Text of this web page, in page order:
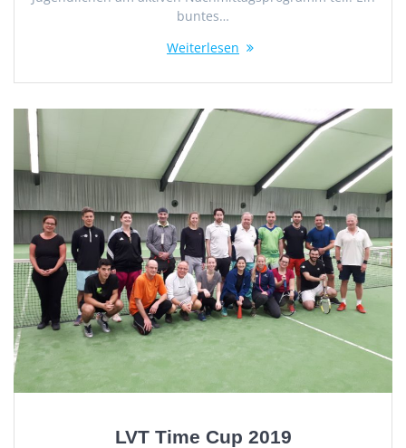
buntes…
Weiterlesen
LVT Time Cup 2019